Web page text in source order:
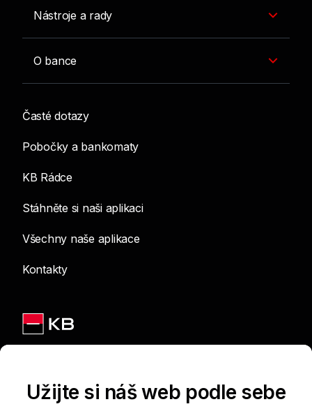
Nástroje a rady
O bance
Časté dotazy
Pobočky a bankomaty
KB Rádce
Stáhněte si naši aplikaci
Všechny naše aplikace
Kontakty
Užijte si náš web podle sebe